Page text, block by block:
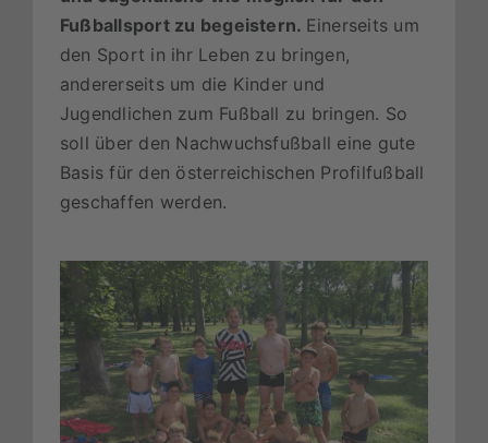
Fußballsport zu begeistern. Einerseits um
den Sport in ihr Leben zu bringen,
andererseits um die Kinder und
Jugendlichen zum Fußball zu bringen. So
soll über den Nachwuchsfußball eine gute
Basis für den österreichischen Profilfußball
geschaffen werden.